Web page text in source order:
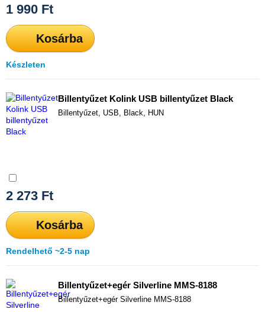
1 990 Ft
Kosárba
Készleten
Billentyűzet Kolink USB billentyűzet Black
Billentyűzet, USB, Black, HUN
2 273 Ft
Kosárba
Rendelhető ~2-5 nap
Billentyűzet+egér Silverline MMS-8188
Billentyűzet+egér Silverline MMS-8188